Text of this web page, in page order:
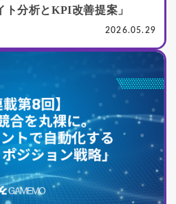
分析とKPI改善提案」
2026.05.29